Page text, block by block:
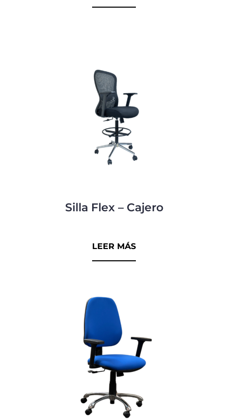
Silla Flex – Cajero
d
e
LEER MÁS